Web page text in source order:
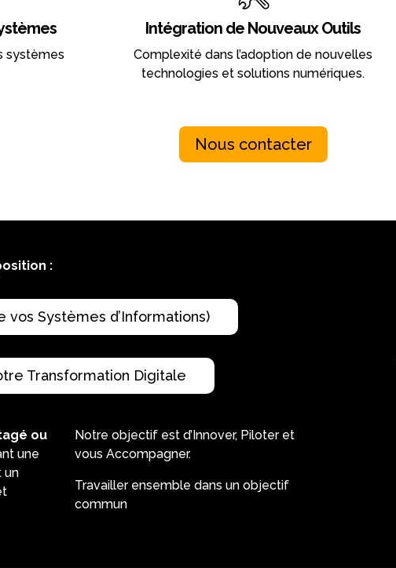
systèmes
Intégration de Nouveaux Outils
Complexité dans l’adoption de nouvelles
technologies et solutions numériques.
Nous contacter
:
vos Systèmes d’Informations)
Transformation Digitale
ou
une
un
Notre objectif est d’Innover, Piloter et
vous Accompagner.
Travailler ensemble dans un objectif
commun